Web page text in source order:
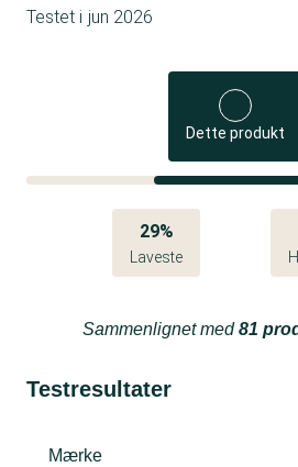
Testet i jun 2026
Dette produkt
29%
Laveste
Sammenlignet med81
Testresultater
Mærke